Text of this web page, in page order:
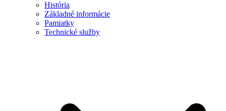
História
Základné informácie
Pamiatky
Technické služby